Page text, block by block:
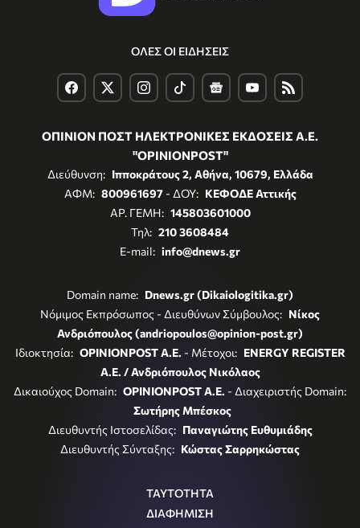
ΟΛΕΣ ΟΙ ΕΙΔΗΣΕΙΣ
ΟΠΙΝΙΟΝ ΠΟΣΤ ΗΛΕΚΤΡΟΝΙΚΕΣ ΕΚΔΟΣΕΙΣ Α.Ε.
"OPINIONPOST"
Διεύθυνση: Ιπποκράτους 2, Αθήνα, 10679, Ελλάδα
ΑΦΜ: 800961697- ΔΟΥ: ΚΕΦΟΔΕ Αττικής
ΑΡ. ΓΕΜΗ: 145803601000
Τηλ: 210 3608484
E-mail: info@dnews.gr
Domain name: Dnews.gr (Dikaiologitika.gr)
Νόμιμος Εκπρόσωπος - Διευθύνων Σύμβουλος: Νίκος
Ανδριόπουλος (andriopoulos@opinion-post.gr)
Ιδιοκτησία: OPINIONPOST A.E. - Μέτοχοι: ENERGY REGISTER
Α.Ε. / Ανδριόπουλος Νικόλαος
Δικαιούχος Domain: OPINIONPOST A.E. - Διαχειριστής Domain:
Σωτήρης Μπέσκος
Διευθυντής Ιστοσελίδας: Παναγιώτης Ευθυμιάδης
Διευθυντής Σύνταξης: Κώστας Σαρρηκώστας
ΤΑΥΤΟΤΗΤΑ
ΔΙΑΦΗΜΙΣΗ